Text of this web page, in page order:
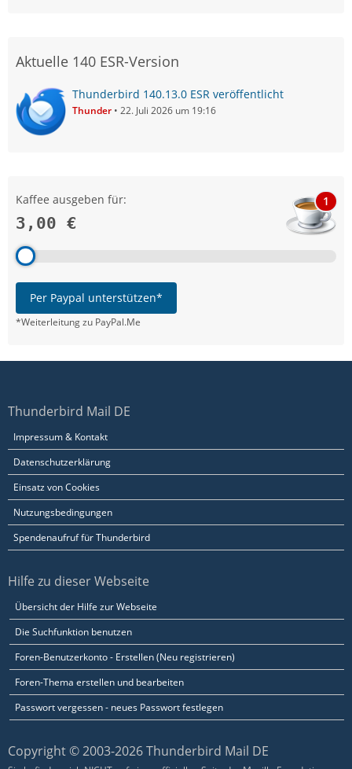
Aktuelle 140 ESR-Version
Thunderbird 140.13.0 ESR veröffentlicht
Thunder 22. Juli 2026 um 19:16
Kaffee ausgeben für:
3,00 €
1
Per Paypal unterstützen*
*Weiterleitung zu PayPal.Me
Thunderbird Mail DE
Impressum & Kontakt
Datenschutzerklärung
Einsatz von Cookies
Nutzungsbedingungen
Spendenaufruf für Thunderbird
Hilfe zu dieser Webseite
Übersicht der Hilfe zur Webseite
Die Suchfunktion benutzen
Foren-Benutzerkonto - Erstellen (Neu registrieren)
Foren-Thema erstellen und bearbeiten
Passwort vergessen - neues Passwort festlegen
Copyright © 2003-2026 Thunderbird Mail DE